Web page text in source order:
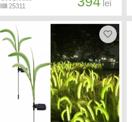
25311 lei